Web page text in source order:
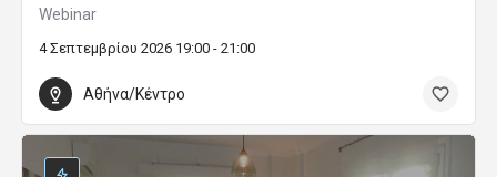
Webinar
4 Σεπτεμβρίου 2026 19:00 - 21:00
Αθήνα/Κέντρο